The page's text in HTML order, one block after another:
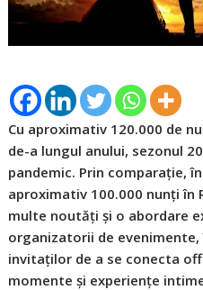
Cu aproximativ 120.000 de
de-a lungul anului, sezonul
pandemic. Prin comparație,
aproximativ 100.000 nunți în
multe noutăți și o abordare
organizatorii de
invitaților de a se conecta
momente și experiențe